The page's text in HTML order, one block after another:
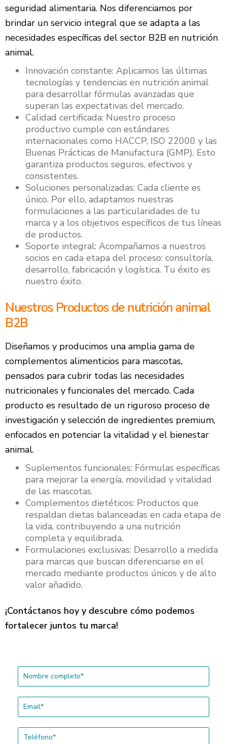
seguridad alimentaria. Nos diferenciamos por
brindar un servicio integral que se adapta a las
necesidades específicas del sector B2B en nutrición
animal.
Innovación constante: Aplicamos las últimas
tecnologías y tendencias en nutrición animal
para desarrollar fórmulas avanzadas que
superan las expectativas del mercado.
Calidad certificada: Nuestro proceso
productivo cumple con estándares
internacionales como HACCP, ISO 22000 y las
Buenas Prácticas de Manufactura (GMP). Esto
garantiza productos seguros, efectivos y
consistentes.
Soluciones personalizadas: Cada cliente es
único. Por ello, adaptamos nuestras
formulaciones a las particularidades de tu
marca y a los objetivos específicos de tus líneas
de productos.
Soporte integral: Acompañamos a nuestros
socios en cada etapa del proceso: consultoría,
desarrollo, fabricación y logística. Tu éxito es
nuestro éxito.
Nuestros Productos de nutrición animal
B2B
Diseñamos y producimos una amplia gama de
complementos alimenticios para mascotas,
pensados para cubrir todas las necesidades
nutricionales y funcionales del mercado. Cada
producto es resultado de un riguroso proceso de
investigación y selección de ingredientes premium,
enfocados en potenciar la vitalidad y el bienestar
animal.
Suplementos funcionales: Fórmulas específicas
para mejorar la energía, movilidad y vitalidad
de las mascotas.
Complementos dietéticos: Productos que
respaldan dietas balanceadas en cada etapa de
la vida, contribuyendo a una nutrición
completa y equilibrada.
Formulaciones exclusivas: Desarrollo a medida
para marcas que buscan diferenciarse en el
mercado mediante productos únicos y de alto
valor añadido.
¡Contáctanos hoy y descubre cómo podemos
fortalecer juntos tu marca!